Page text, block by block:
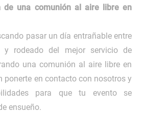
de una comunión al aire libre en
pasar un día entrañable entre
y rodeado del mejor servicio de
una comunión al aire libre en
ponerte en contacto con nosotros y
para que tu evento se
ensueño.